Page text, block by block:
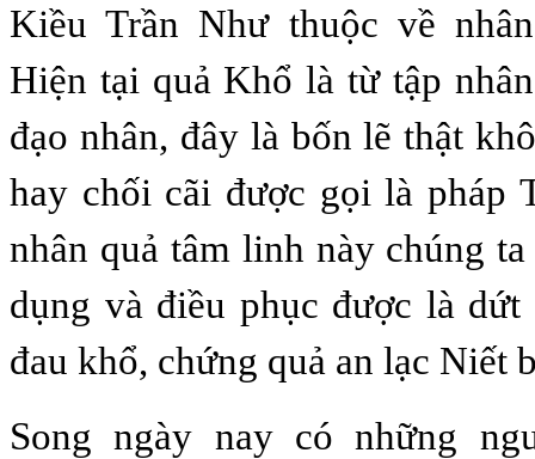
Kiều Trần Như thuộc về
Hiện tại quả Khổ là từ tập
đạo nhân, đây là bốn lẽ thật
hay chối cãi được gọi là pháp
nhân quả tâm linh này chúng
dụng và điều phục được là dứt
đau khổ, chứng quả an lạc Niết
Song ngày nay có những